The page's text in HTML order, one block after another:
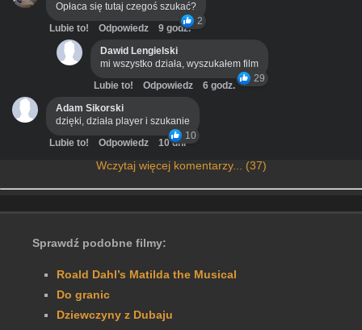
Opłaca się tutaj czegoś szukać?
2
Lubie to! Odpowiedz
9 godz.
Dawid Lengielski
mi wszystko działa, wyszukałem film
29
Lubie to! Odpowiedz
6 godz.
Adam Sikorski
dzięki, działa player i szukanie
10
Lubie to! Odpowiedz 10 dni
Wczytaj więcej komentarzy... (37)
Sprawdź podobne filmy:
Roald Dahl’s Matilda the Musical
Do granic
Dziewczyny z Dubaju